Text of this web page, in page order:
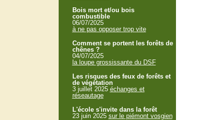
Bois mort et/ou bois
combustible
06/07/2025
à ne pas opposer trop vite
Comment se portent les forêts de
chênes ?
04/07/2025
la loupe grossissante du DSF
Les risques des feux de forêts et
de végétation
3 juillet 2025 échanges et
réseautage
L'école s'invite dans la forêt
23 juin 2025 sur le piémont vosgien